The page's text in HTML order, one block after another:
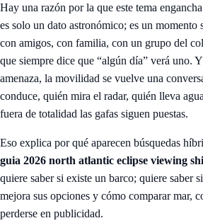
Hay una razón por la que este tema
es solo un dato astronómico; es un momento
con amigos, con familia, con un grupo del
que siempre dice que “algún día” verá uno.
amenaza, la movilidad se vuelve una
conduce, quién mira el radar, quién lleva
fuera de totalidad las gafas siguen puestas.
Eso explica por qué aparecen búsquedas
guia 2026 north atlantic eclipse viewing
quiere saber si existe un barco; quiere saber
mejora sus opciones y cómo comparar mar,
perderse en publicidad.